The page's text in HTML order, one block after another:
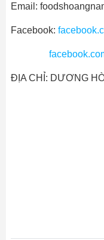
Email:
Facebook:
ĐỊA CHỈ: DƯƠNG